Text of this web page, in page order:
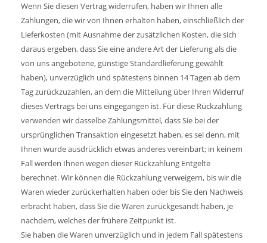
Wenn Sie diesen Vertrag widerrufen, haben wir Ihnen alle
Zahlungen, die wir von Ihnen erhalten haben, einschließlich der
Lieferkosten (mit Ausnahme der zusätzlichen Kosten, die sich
daraus ergeben, dass Sie eine andere Art der Lieferung als die
von uns angebotene, günstige Standardlieferung gewählt
haben), unverzüglich und spätestens binnen 14 Tagen ab dem
Tag zurückzuzahlen, an dem die Mitteilung über Ihren Widerruf
dieses Vertrags bei uns eingegangen ist. Für diese Rückzahlung
verwenden wir dasselbe Zahlungsmittel, dass Sie bei der
ursprünglichen Transaktion eingesetzt haben, es sei denn, mit
Ihnen wurde ausdrücklich etwas anderes vereinbart; in ­keinem
Fall werden Ihnen wegen dieser Rückzahlung Entgelte
berechnet. Wir können die Rückzahlung verweigern, bis wir die
Waren wieder zurückerhalten haben oder bis Sie den Nachweis
erbracht haben, dass Sie die Waren zurückgesandt haben, je
nachdem, welches der frühere Zeitpunkt ist.
Sie haben die Waren unverzüglich und in jedem Fall spätestens